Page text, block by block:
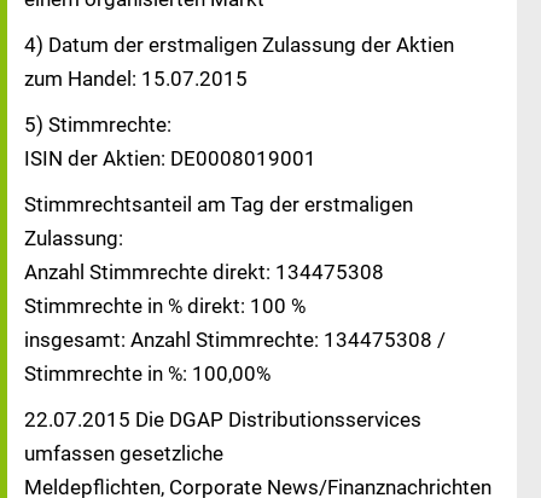
4) Datum der erstmaligen Zulassung der Aktien
zum Handel: 15.07.2015
5) Stimmrechte:
ISIN der Aktien: DE0008019001
Stimmrechtsanteil am Tag der erstmaligen
Zulassung:
Anzahl Stimmrechte direkt: 134475308
Stimmrechte in % direkt: 100 %
insgesamt: Anzahl Stimmrechte: 134475308 /
Stimmrechte in %: 100,00%
22.07.2015 Die DGAP Distributionsservices
umfassen gesetzliche
Meldepflichten, Corporate News/Finanznachrichten